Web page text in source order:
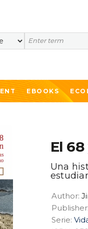
Search
EBOOKS
El
Una
Author:
Publisher:
Serie: